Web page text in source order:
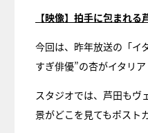
【映像】拍手に包まれる
今回は、昨年放送の「イ
すぎ俳優”の杏がイタリ
スタジオでは、芦田もヴ
景がどこを見てもポスト